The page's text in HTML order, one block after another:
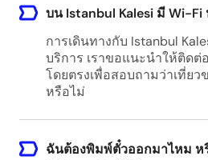
บน Istanbul Kalesi มี Wi-Fi
การเดินทางกับ Istanbul
บริการ เราขอแนะนำให้ติดต่
โดยตรงเพื่อสอบถามว่าเที่ย
หรือไม่
ฉันต้องพิมพ์ตั๋วออกมาไหม ห